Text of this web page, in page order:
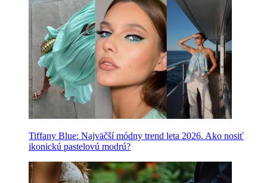
Tiffany Blue: Najväčší módny trend leta 2026. Ako nosiť
ikonickú pastelovú modrú?